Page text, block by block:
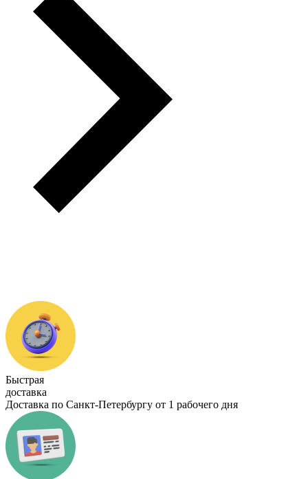
Быстрая
доставка
Доставка по Санкт-Петербургу от 1 рабочего дня